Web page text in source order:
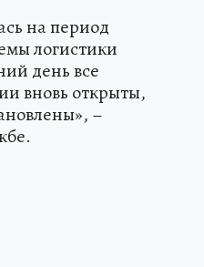
на период
логистики
день все
вновь открыты,
–